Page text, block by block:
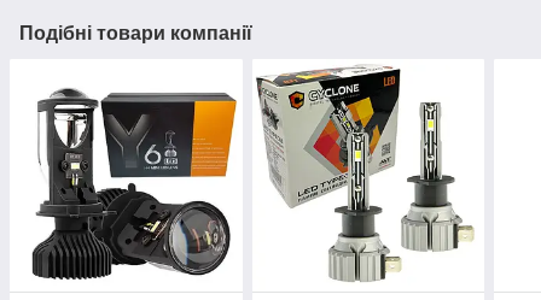
Подібні товари компанії